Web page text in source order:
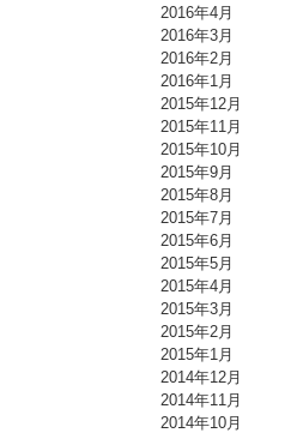
2016年4月
2016年3月
2016年2月
2016年1月
2015年12月
2015年11月
2015年10月
2015年9月
2015年8月
2015年7月
2015年6月
2015年5月
2015年4月
2015年3月
2015年2月
2015年1月
2014年12月
2014年11月
2014年10月